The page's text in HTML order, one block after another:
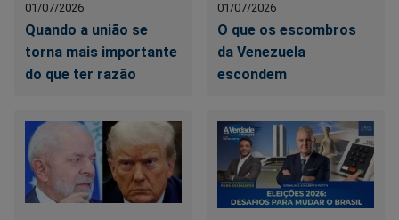
01/07/2026
Quando a união se
torna mais importante
do que ter razão
01/07/2026
O que os escombros
da Venezuela
escondem